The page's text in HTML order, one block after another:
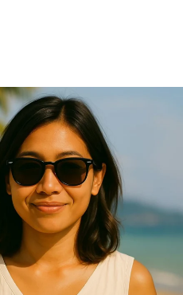
carpediem.travel.guide
18. November